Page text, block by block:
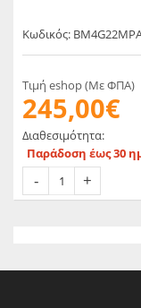
Κωδικός:
Τιμή eshop (Με ΦΠΑ)
245,00€
Διαθεσιμότητα:
Παράδοση έως 30